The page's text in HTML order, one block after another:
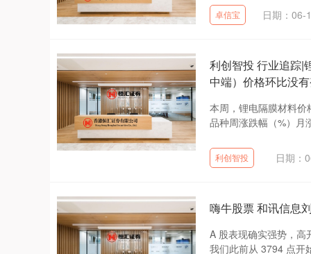
卓信宝 日期：06-
利创智投 行业追踪|
中端）价格环比没
本周，锂电隔膜材料
品种周涨跌幅（%）月
利创智投 日期：
嗨牛股票 和讯信息
A 股表现确实强势，高
我们此前从 3794 点开